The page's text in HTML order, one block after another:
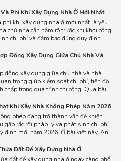
phép xây nhà và những rủi ro pháp lý
Phí Khi Xây Dựng Nhà Ở Mới Nhất
phí khi xây dựng nhà ở mới nhất là yếu
chủ nhà cần nắm rõ trước khi khởi công
chi phí và đảm bảo đúng quy định
cần chuẩn bị để quá trình xây dựng
Đồng Xây Dựng Giữa Chủ Nhà Và
đồng xây dựng giữa chủ nhà và nhà
trọng giúp kiểm soát chi phí, tiến độ
chấp trong quá trình thi công. Qua bài
nghĩa vụ của từng bên trước khi ký kết.
Khi Xây Nhà Không Phép Năm 2026
phép đang trở thành vấn đề khiến
gặp rắc rối pháp lý và phát sinh chi phí
định mới năm 2026. Ở bài viết này, An
bạn hạn chế rủi ro pháp lý trong quá
Đất Để Xây Dựng Nhà Ở
đất để xây dựng nhà ở ngày càng phổ